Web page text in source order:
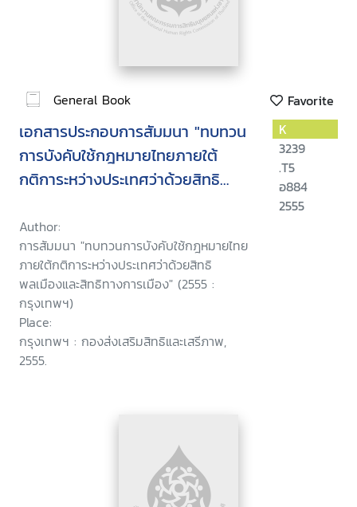
General Book Favorite
เอกสารประกอบการสัมมนา "ทบทวน
การบังคับใช้กฎหมายไทยภายใต้
กติการะหว่างประเทศว่าด้วยสิทธิ
Author:
การสัมมนา "ทบทวนการบังคับใช้กฎหมายไทย
ภายใต้กติการะหว่างประเทศว่าด้วยสิทธิ
พลเมืองและสิทธิทางการเมือง" (2555 :
กรุงเทพฯ)
Place:
กรุงเทพฯ : กองส่งเสริมสิทธิและเสรีภาพ,
2555.
K
3239
.T5
อ884
2555